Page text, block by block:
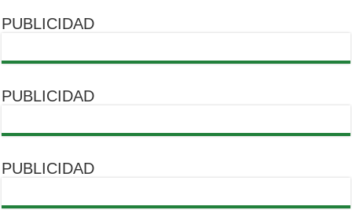
PUBLICIDAD
PUBLICIDAD
PUBLICIDAD